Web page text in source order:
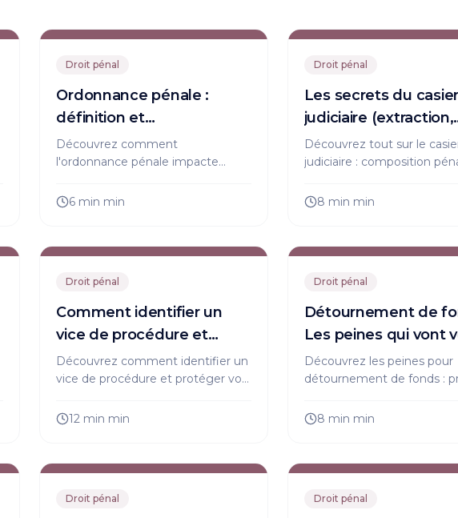
Droit pénal
Ordonnance pénale :
définition et
conséquences
Découvrez comment
l'ordonnance pénale impacte
droits. Conseils d'avocat pour
6 min min
Droit pénal
Les secrets du casier
judiciaire (extraction,
effacement, etc).
Découvrez tout sur le
judiciaire : composition
sur votre vie. Informez-vous
8 min min
Droit pénal
Comment identifier un
vice de procédure et
protéger vos droits ?
Découvrez comment identifier un
vice de procédure et protéger vos
conseils d'expert pour contester
12 min min
Droit pénal
Détournement de
Les peines qui vont
glacer le sang !
Découvrez les peines pour
détournement de fonds :
Informez-vous sur les
8 min min
Droit pénal Droit pénal